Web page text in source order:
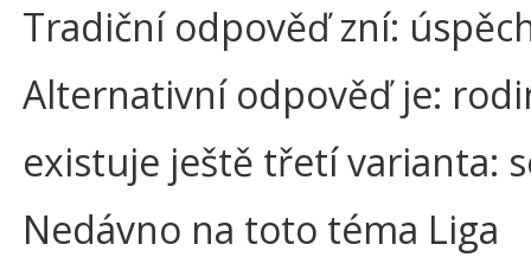
Tradiční odpověď zní:
Alternativní odpověď je:
existuje ještě třetí varianta:
Nedávno na toto téma Liga